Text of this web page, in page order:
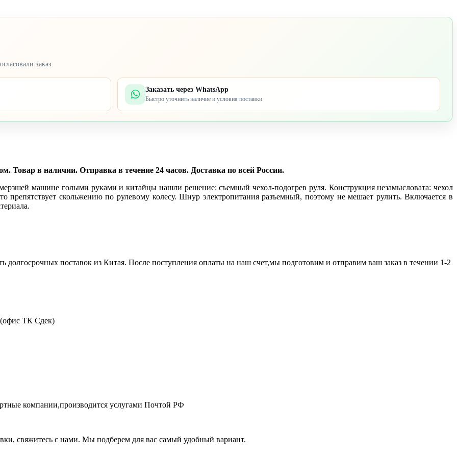
заказ.
Заказать через WhatsApp
Быстро уточнить наличие и условия поставки
Товар в наличии. Отправка в течение 24 часов. Доставка по всей России.
машине голыми руками и китайцы нашли решение: съемный чехол-подогрев руля. Конструкция незамысловата: чехол
препятствует скольжению по рулевому колесу. Шнур электропитания разъемный, поэтому не мешает рулить. Включается в
поставок из Китая. После поступления оплаты на наш счет,мы подготовим и отправим ваш заказ в течении 1-2
(офис ТК Сдек)
компании,производится услугами Почтой РФ
свяжитесь с нами. Мы подберем для вас самый удобный вариант.